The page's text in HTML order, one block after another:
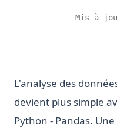
Mis à
L'analyse des
devient plus simple
Python - Pandas.